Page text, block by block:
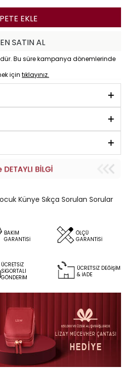
EKLE
SATIN AL
Bu süre kampanya dönemlerinde
için tıklayınız.
Künye Sıkça Sorulan Sorular
BAKIM
GARANTİSİ
ÖLÇÜ
GARANTİSİ
ÜCRETSİZ
SİGORTALI
GÖNDERİM
ÜCRETSİZ DEĞİŞİM
& İADE